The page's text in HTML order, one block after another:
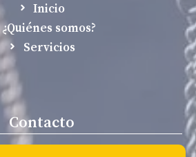
Inicio
¿Quiénes somos?
Servicios
Contacto